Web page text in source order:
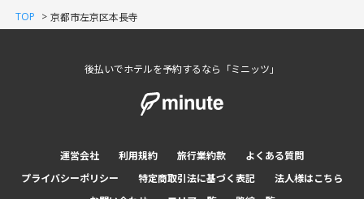
TOP > 京都市左京区本長寺
後払いでホテルを予約するなら「ミニッツ」
運営会社 利用規約 旅行業約款
よくある質問
プライバシーポリシー
特定商取引法に基づく表記
法人様はこちら